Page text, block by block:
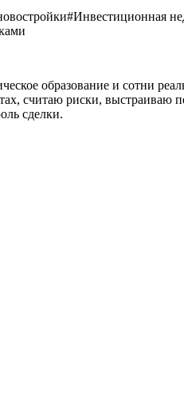
#Инвестиционная
образование и сотни
считаю риски, выстраиваю
сделки.